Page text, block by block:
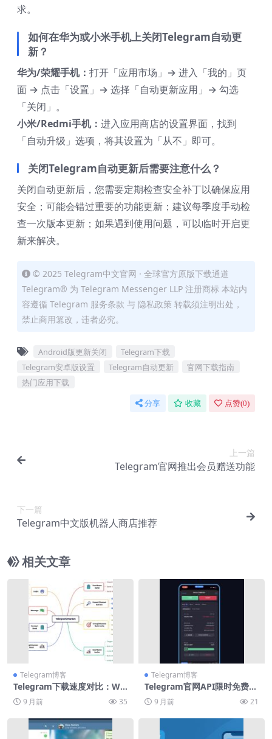
求。
如何在华为或小米手机上关闭Telegram自动更
新？
华为/荣耀手机： 打开「应用市场」→ 进入「我的」页
面 → 点击「设置」→ 选择「自动更新应用」→ 勾选
「关闭」。
小米/Redmi手机： 进入应用商店的设置界面，找到
「自动升级」选项，将其设置为「从不」即可。
关闭Telegram自动更新后需要注意什么？
关闭自动更新后，您需要定期检查安全补丁以确保应用
安全；可能会错过重要的功能更新；建议每季度手动检
查一次版本更新；如果遇到使用问题，可以临时开启更
新来解决。
© 2025 Telegram中文官网 · 全球官方原版下载通道
Telegram® 为 Telegram Messenger LLP 注册商标 本站内
容遵循 Telegram 服务条款 与 隐私政策 转载须注明出处，
禁止商用篡改，违者必究。
Android版更新关闭
Telegram下载
Telegram安卓版设置
Telegram自动更新
官网下载指南
热门应用下载
分享 收藏 点赞(0)
上一篇
Telegram官网推出会员赠送功能
下一篇
Telegram中文版机器人商店推荐
相关文章
Telegram博客
Telegram下载速度对比：Wi-
Fivs5G
9 月前 35
Telegram博客
Telegram官网API限时免费申
请通道
9 月前 21